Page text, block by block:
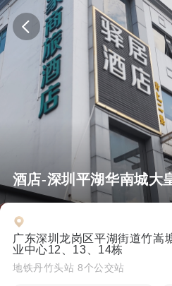
酒店-深圳平湖华南城大
广东深圳龙岗区平湖街道竹嵩
业中心12、13、14栋
地铁丹竹头站 8个公交站